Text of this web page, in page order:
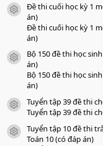
icon tài liệu
Đề thi cuối học kỳ 1
án)
Đề thi cuối học kỳ 1
án)
icon tài liệu
Bộ 150 đề thi học
án)
Bộ 150 đề thi học
án)
icon tài liệu
Tuyển tập 39 đề thi
Tuyển tập 39 đề thi
icon tài liệu
Tuyển tập 10 đề thi
Toán 10 (có đáp án)